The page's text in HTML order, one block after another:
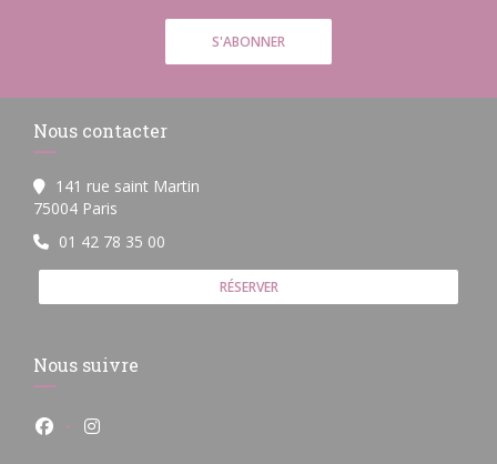
S'ABONNER
Nous contacter
141 rue saint Martin
75004 Paris
01 42 78 35 00
RÉSERVER
Nous suivre
Facebook ((ouvre une nouvelle fenêtre))
Instagram ((ouvre une nouvelle fenêtre))